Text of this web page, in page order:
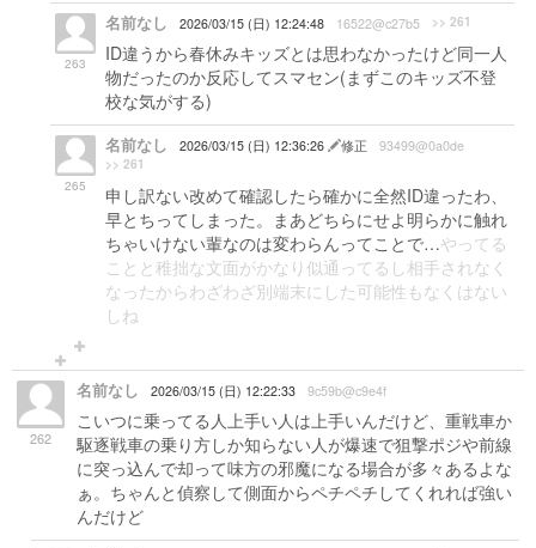
263
名前なし 2026/03/15 (日) 12:24:48 16522@c27b5 >> 261
ID違うから春休みキッズとは思わなかったけど同一人
物だったのか反応してスマセン(まずこのキッズ不登
校な気がする)
265
名前なし 2026/03/15 (日) 12:36:26 修正 93499@0a0de
>> 261
申し訳ない改めて確認したら確かに全然ID違ったわ、
早とちってしまった。まあどちらにせよ明らかに触れ
ちゃいけない輩なのは変わらんってことで…やってる
ことと稚拙な文面がかなり似通ってるし相手されなく
なったからわざわざ別端末にした可能性もなくはない
しね
262
名前なし 2026/03/15 (日) 12:22:33 9c59b@c9e4f
こいつに乗ってる人上手い人は上手いんだけど、重戦車か
駆逐戦車の乗り方しか知らない人が爆速で狙撃ポジや前線
に突っ込んで却って味方の邪魔になる場合が多々あるよな
ぁ。ちゃんと偵察して側面からペチペチしてくれれば強い
んだけど